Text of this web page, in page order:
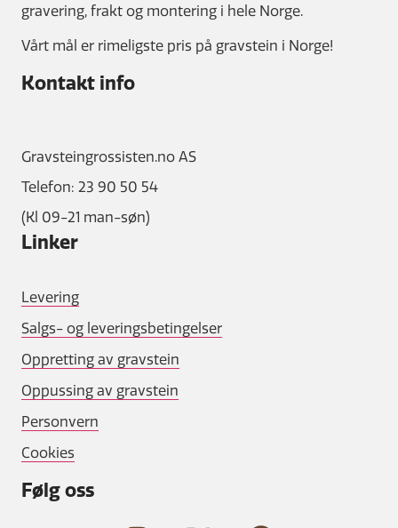
gravering, frakt og montering i hele Norge.
Vårt mål er rimeligste pris på gravstein i Norge!
Kontakt info
Gravsteingrossisten.no AS
Telefon: 23 90 50 54
(Kl 09-21 man-søn)
Linker
Levering
Salgs- og leveringsbetingelser
Oppretting av gravstein
Oppussing av gravstein
Personvern
Cookies
Følg oss